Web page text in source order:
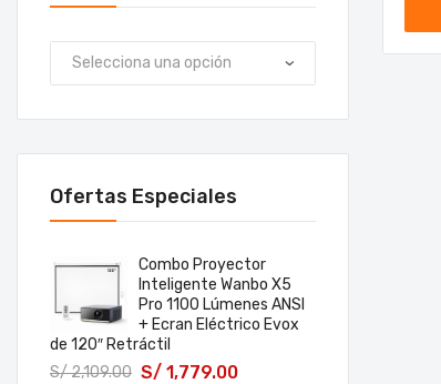
Ofertas Especiales
Combo Proyector
Inteligente Wanbo X5
Pro 1100 Lúmenes ANSI
+ Ecran Eléctrico Evox
de 120″ Retráctil
S/2,109.00 S/ 1,779.00